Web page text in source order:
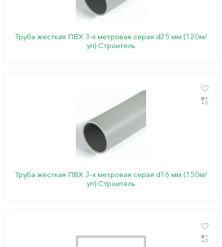
Труба жесткая ПВХ 3-х метровая серая d25 мм (120м/
уп) Строитель
Труба жесткая ПВХ 3-х метровая серая d16 мм (150м/
уп) Строитель